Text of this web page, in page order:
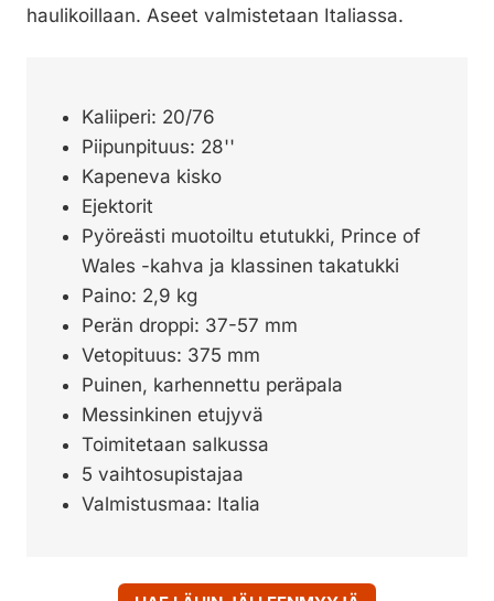
haulikoillaan. Aseet valmistetaan Italiassa.
Kaliiperi: 20/76
Piipunpituus: 28''
Kapeneva kisko
Ejektorit
Pyöreästi muotoiltu etutukki, Prince of
Wales -kahva ja klassinen takatukki
Paino: 2,9 kg
Perän droppi: 37-57 mm
Vetopituus: 375 mm
Puinen, karhennettu peräpala
Messinkinen etujyvä
Toimitetaan salkussa
5 vaihtosupistajaa
Valmistusmaa: Italia